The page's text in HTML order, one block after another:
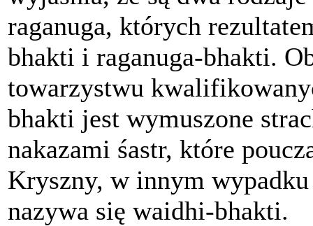
raganuga, których
bhakti i raganuga-bhakti.
towarzystwu
bhakti jest wymuszone
nakazami śastr, które
Kryszny, w innym
nazywa się waidhi-bhakti.